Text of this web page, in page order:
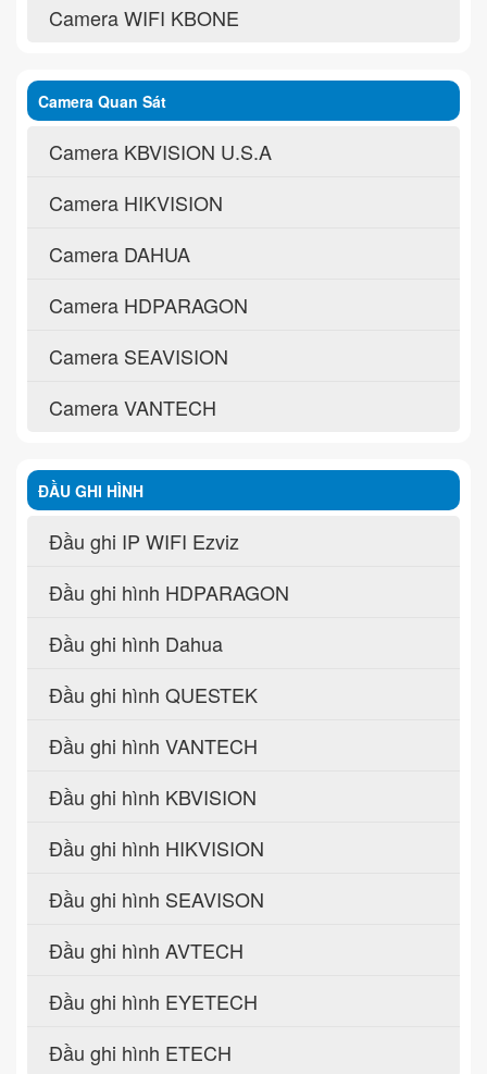
Camera WIFI KBONE
Camera Quan Sát
Camera KBVISION U.S.A
Camera HIKVISION
Camera DAHUA
Camera HDPARAGON
Camera SEAVISION
Camera VANTECH
ĐẦU GHI HÌNH
Đầu ghi IP WIFI Ezviz
Đầu ghi hình HDPARAGON
Đầu ghi hình Dahua
Đầu ghi hình QUESTEK
Đầu ghi hình VANTECH
Đầu ghi hình KBVISION
Đầu ghi hình HIKVISION
Đầu ghi hình SEAVISON
Đầu ghi hình AVTECH
Đầu ghi hình EYETECH
Đầu ghi hình ETECH